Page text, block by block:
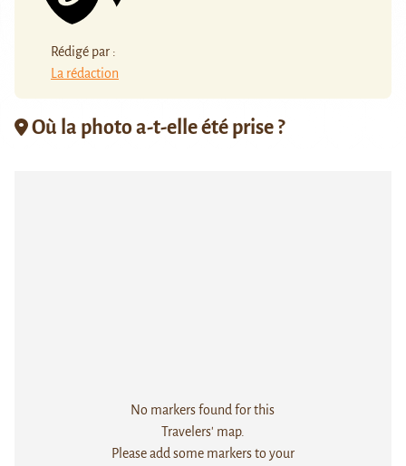
Rédigé par :
La rédaction
Où la photo a-t-elle été prise ?
No markers found for this
Travelers' map.
Please add some markers to your